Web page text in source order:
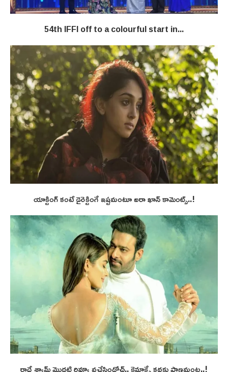
54th IFFI off to a colourful start in...
యాక్టింగ్ కంటే డైరెక్టింగే ఇష్టమంటూ ఐరా ఖాన్ కామెంట్స్..!